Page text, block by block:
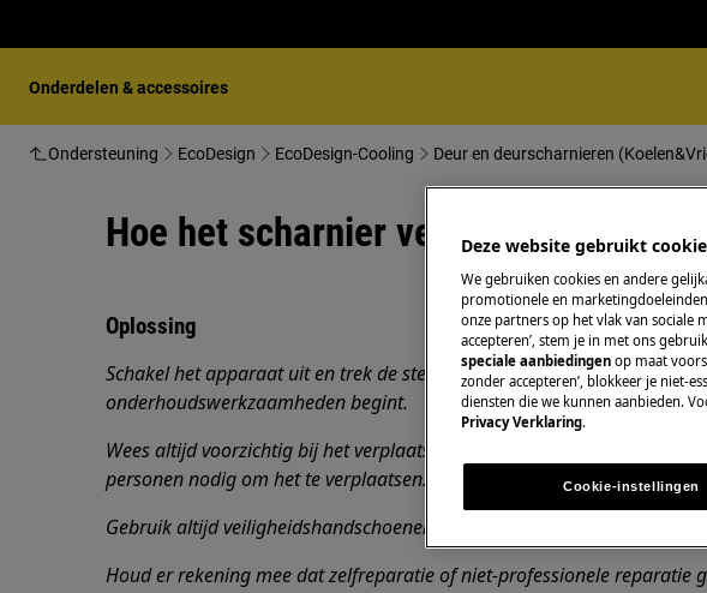
Onderdelen & accessoires
Ondersteuning EcoDesign EcoDesign-Cooling Deur en deurscharnieren
Hoe het scharnier vervangen (65)
Oplossing
Schakel het apparaat uit en trek de stekker uit hetstopcontactvoordat
onderhoudswerkzaamhedenbegint.
Wees altijd voorzichtig bij het verplaatsen van apparaten, voor zware
personen nodig om het te verplaatsen.
Gebruik altijd veiligheidshandschoenen en gesloten schoeisel.
Houd er rekening mee dat zelfreparatie of niet-professionele reparatie
Deze website gebruikt
We gebruiken cookies en andere
promotionele en
onze partners op het vlak van sociale
accepteren’, stem je in met ons
speciale aanbiedingen op maat
zonder accepteren’, blokkeer je niet-
diensten die we kunnen aanbieden.
Privacy Verklaring.
Cookie-instellingen